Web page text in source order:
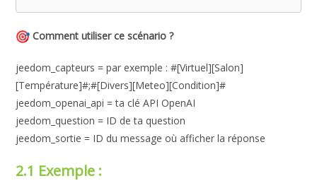
Comment utiliser ce scénario ?
jeedom_capteurs = par exemple : #[Virtuel][Salon]
[Température]#;#[Divers][Meteo][Condition]#
jeedom_openai_api = ta clé API OpenAI
jeedom_question = ID de ta question
jeedom_sortie = ID du message où afficher la réponse
2.1 Exemple :